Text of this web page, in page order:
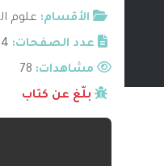
الأقسام: علوم
عدد الصفحات:
مشاهدات:
بلّغ عن كتاب